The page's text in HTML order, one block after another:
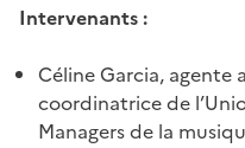
Intervenants :
Céline Garcia,
coordinatrice de
Managers de la